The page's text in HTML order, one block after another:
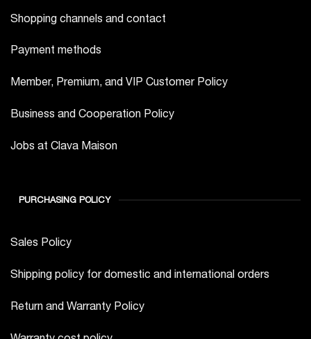
Shopping channels and contact
Payment methods
Member, Premium, and VIP Customer Policy
Business and Cooperation Policy
Jobs at Clava Maison
PURCHASING POLICY
Sales Policy
Shipping policy for domestic and international orders
Return and Warranty Policy